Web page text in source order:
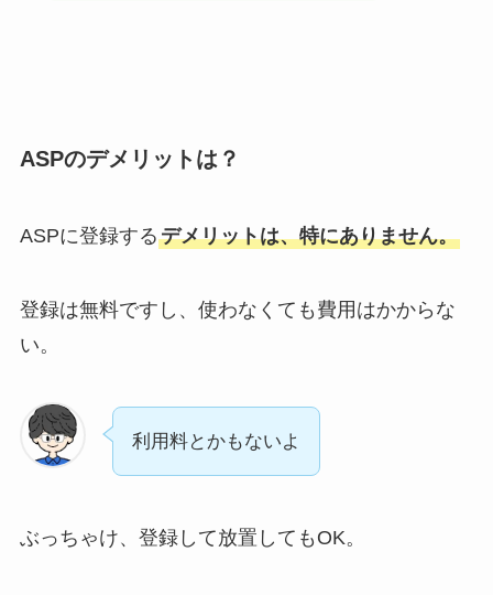
ASPのデメリットは？
ASPに登録するデメリットは、特にありません。
登録は無料ですし、使わなくても費用はかからな
い。
利用料とかもないよ
ぶっちゃけ、登録して放置してもOK。